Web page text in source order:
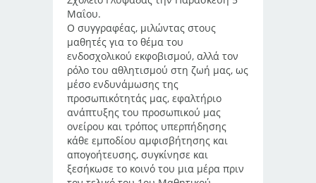
Μαΐου.
Ο συγγραφέας, μιλώντας στους
μαθητές για το θέμα του
ενδοσχολικού εκφοβισμού, αλλά τον
ρόλο του αθλητισμού στη ζωή μας, ως
μέσο ενδυνάμωσης της
προσωπικότητάς μας, εφαλτήριο
ανάπτυξης του προσωπικού μας
ονείρου και τρόπος υπερπήδησης
κάθε εμποδίου αμφισβήτησης και
απογοήτευσης, συγκίνησε και
ξεσήκωσε το κοινό του μια μέρα πριν